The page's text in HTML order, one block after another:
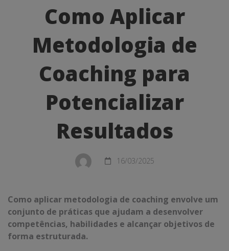
Aplicar
Metodologia
Coaching
Potencializar
Resultados
Como Aplicar
Metodologia de
Coaching para
Potencializar
Resultados
16/03/2025
Como aplicar metodologia de coaching envolve um
conjunto de práticas que ajudam a desenvolver
competências, habilidades e alcançar objetivos de
forma estruturada.